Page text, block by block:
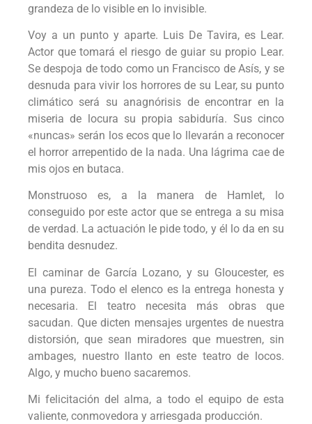
grandeza de lo visible en lo invisible.
Voy a un punto y aparte. Luis De Tavira, es Lear.
Actor que tomará el riesgo de guiar su propio Lear.
Se despoja de todo como un Francisco de Asís, y se
desnuda para vivir los horrores de su Lear, su punto
climático será su anagnórisis de encontrar en la
miseria de locura su propia sabiduría. Sus cinco
«nuncas» serán los ecos que lo llevarán a reconocer
el horror arrepentido de la nada. Una lágrima cae de
mis ojos en butaca.
Monstruoso es, a la manera de Hamlet, lo
conseguido por este actor que se entrega a su misa
de verdad. La actuación le pide todo, y él lo da en su
bendita desnudez.
El caminar de García Lozano, y su Gloucester, es
una pureza. Todo el elenco es la entrega honesta y
necesaria. El teatro necesita más obras que
sacudan. Que dicten mensajes urgentes de nuestra
distorsión, que sean miradores que muestren, sin
ambages, nuestro llanto en este teatro de locos.
Algo, y mucho bueno sacaremos.
Mi felicitación del alma, a todo el equipo de esta
valiente, conmovedora y arriesgada producción.